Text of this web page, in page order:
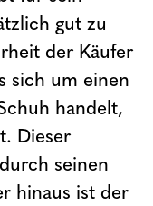
gut zu
der Käufer
sich um einen
handelt,
Dieser
seinen
hinaus ist der